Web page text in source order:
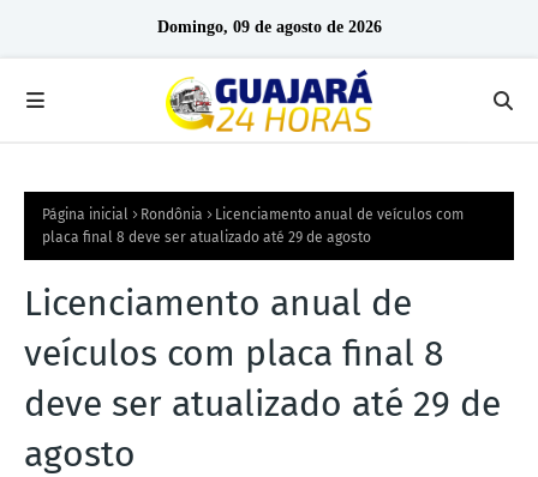
Domingo, 09 de agosto de 2026
Página inicial Rondônia
Licenciamento anual de veículos com
placa final 8 deve ser atualizado até 29 de agosto
Licenciamento anual de
veículos com placa final 8
deve ser atualizado até 29 de
agosto